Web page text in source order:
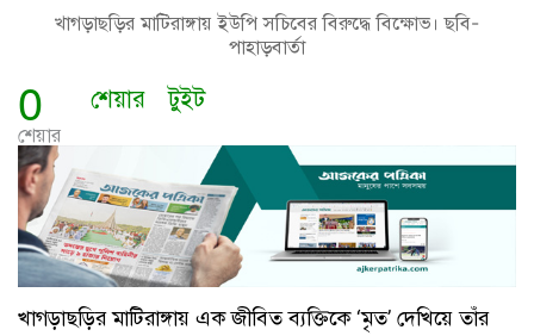
খাগড়াছড়ির মাটিরাঙ্গায় ইউপি সচিবের বিরুদ্ধে বিক্ষোভ। ছবি-
পাহাড়বার্তা
0
শেয়ার
শেয়ার টুইট
খাগড়াছড়ির মাটিরাঙ্গায় এক জীবিত ব্যক্তিকে ‘মৃত’ দেখিয়ে তাঁর